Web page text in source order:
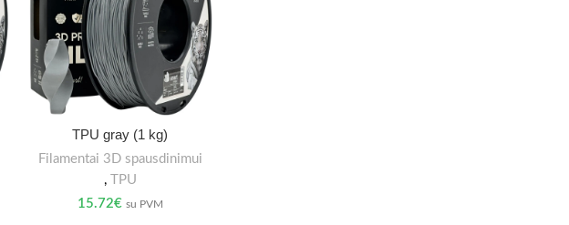
TPU gray (1 kg)
Filamentai 3D spausdinimui
,
TPU
15.72€ su PVM